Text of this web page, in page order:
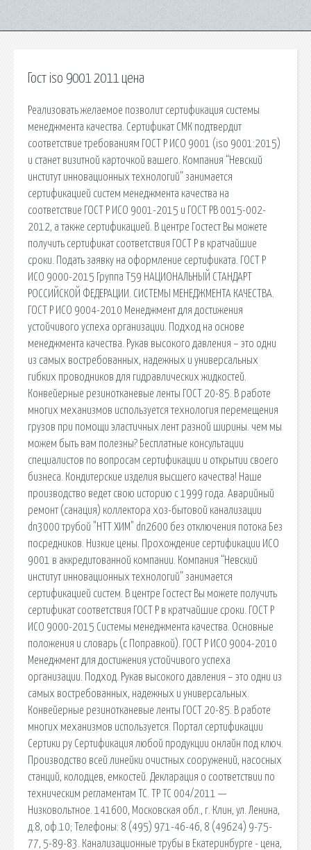
Гост iso 9001 2011 цена
Реализовать желаемое позволит сертификация системы
менеджмента качества. Сертификат СМК подтвердит
соответствие требованиям ГОСТ Р ИСО 9001 (iso 9001:2015)
и станет визитной карточкой вашего. Компания “Невский
институт инновационных технологий” занимается
сертификацией систем менеджмента качества на
соответствие ГОСТ Р ИСО 9001-2015 и ГОСТ РВ 0015-002-
2012, а также сертификацией. В центре Гостест Вы можете
получить сертификат соответствия ГОСТ Р в кратчайшие
сроки. Подать заявку на оформление сертификата. ГОСТ Р
ИСО 9000-2015 Группа Т59 НАЦИОНАЛЬНЫЙ СТАНДАРТ
РОССИЙСКОЙ ФЕДЕРАЦИИ. СИСТЕМЫ МЕНЕДЖМЕНТА КАЧЕСТВА.
ГОСТ Р ИСО 9004-2010 Менеджмент для достижения
устойчивого успеха организации. Подход на основе
менеджмента качества. Рукав высокого давления – это одни
из самых востребованных, надежных и универсальных
гибких проводников для гидравлических жидкостей.
Конвейерные резинотканевые ленты ГОСТ 20-85. В работе
многих механизмов используется технология перемещения
грузов при помощи эластичных лент разной ширины. чем мы
можем быть вам полезны? Бесплатные консультации
специалистов по вопросам сертификации и открытии своего
бизнеса. Кондитерские изделия высшего качества! Наше
производство ведет свою историю с 1999 года. Аварийный
ремонт (санация) коллектора хоз-бытовой канализации
dn3000 трубой "НТТ ХИМ" dn2600 без отключения потока Без
посредников. Низкие цены. Прохождение сертификации ИСО
9001 в аккредитованной компании. Компания “Невский
институт инновационных технологий” занимается
сертификацией систем. В центре Гостест Вы можете получить
сертификат соответствия ГОСТ Р в кратчайшие сроки. ГОСТ Р
ИСО 9000-2015 Системы менеджмента качества. Основные
положения и словарь (с Поправкой). ГОСТ Р ИСО 9004-2010
Менеджмент для достижения устойчивого успеха
организации. Подход. Рукав высокого давления – это одни из
самых востребованных, надежных и универсальных.
Конвейерные резинотканевые ленты ГОСТ 20-85. В работе
многих механизмов используется. Портал сертификации
Сертики ру Сертификация любой продукции онлайн под ключ.
Производство всей линейки очистных сооружений, насосных
станций, колодцев, емкостей. Декларация о соответствии по
техническим регламентам ТС. ТР ТС 004/2011 —
Низковольтное. 141600, Московская обл., г. Клин, ул. Ленина,
д.8, оф.10; Телефоны: 8 (495) 971-46-46, 8 (49624) 9-75-
77, 5-89-83. Канализационные трубы в Екатеринбурге - цена,